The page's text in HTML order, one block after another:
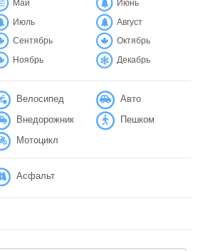
Май Июнь
Июль Август
Сентябрь Октябрь
Ноябрь Декабрь
Велосипед
Авто
Внедорожник
Пешком
Мотоцикл
Асфальт